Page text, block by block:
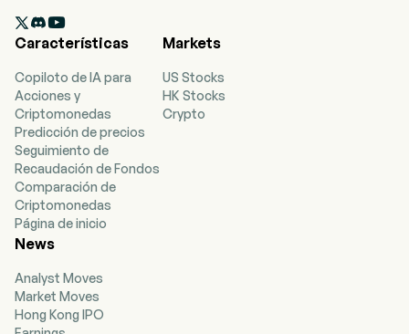
cuatro segmentos. El segmento de Vehículos
Comerciales fabrica y vende principalmente
relacionados y otras piezas de automóviles. Los
vehículos comerciales incluyen camiones
medianos y pesados, camiones ligeros,
camionetas pick-up y autobuses. El segmento
de Vehículos de Pasajeros fabrica y vende
principalmente vehículos de pasajeros, así
como sus motores relacionados y otras piezas
de automóviles. Los coches de pasajeros
incluyen sedanes, vehículos utilitarios
deportivos (SUV) y vehículos multipropósito
proporciona principalmente servicios
financieros. El segmento Corporativo y Otros
fabrica y vende principalmente otros productos

Características
Copiloto de IA para
Acciones y
Criptomonedas
Predicción de precios
Seguimiento de
Recaudación de Fondos
Comparación de
Criptomonedas
Página de inicio
Markets
US Stocks
HK Stocks
Crypto
News
Analyst Moves
Market Moves
Hong Kong IPO